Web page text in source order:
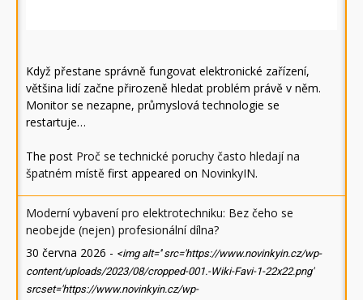
Když přestane správně fungovat elektronické zařízení,
většina lidí začne přirozeně hledat problém právě v něm.
Monitor se nezapne, průmyslová technologie se
restartuje…
The post Proč se technické poruchy často hledají na
špatném místě first appeared on NovinkyIN.
Moderní vybavení pro elektrotechniku: Bez čeho se
neobejde (nejen) profesionální dílna?
30 června 2026 - <img alt='' src='https://www.novinkyin.cz/wp-
content/uploads/2023/08/cropped-001.-Wiki-Favi-1-22x22.png'
srcset='https://www.novinkyin.cz/wp-